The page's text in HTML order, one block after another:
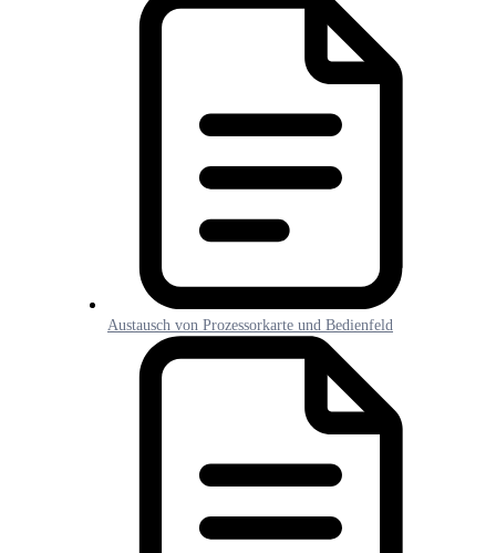
Austausch von Prozessorkarte und Bedienfeld